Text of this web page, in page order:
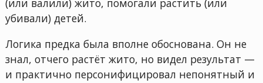
(или валили) жито, помогали растить (или
убивали) детей.
Логика предка была вполне обоснована. Он не
знал, отчего растёт жито, но видел результат —
и практично персонифицировал непонятный и